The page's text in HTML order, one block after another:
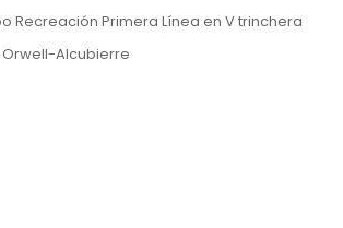
Recreación Primera Línea en V trinchera
Orwell-Alcubierre